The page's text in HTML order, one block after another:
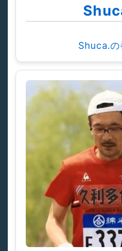
Shuca.の